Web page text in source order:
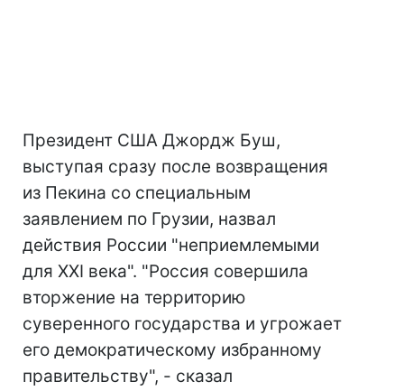
Президент США Джордж Буш,
выступая сразу после возвращения
из Пекина со специальным
заявлением по Грузии, назвал
действия России "неприемлемыми
для XXI века". "Россия совершила
вторжение на территорию
суверенного государства и угрожает
его демократическому избранному
правительству", - сказал